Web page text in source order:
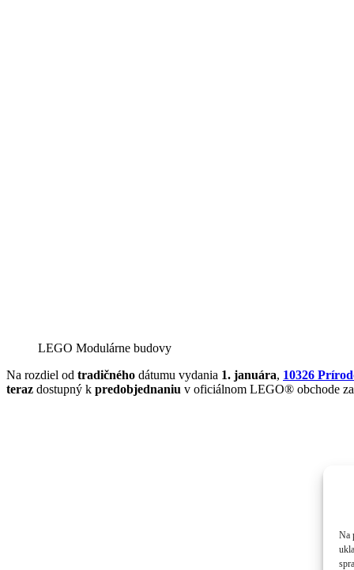
Na
LEGO Modulárne budovy
Na rozdiel od tradičného dátumu vydania 1. januára, 10326
teraz dostupný k predobjednaniu v oficiálnom LEGO® obchode